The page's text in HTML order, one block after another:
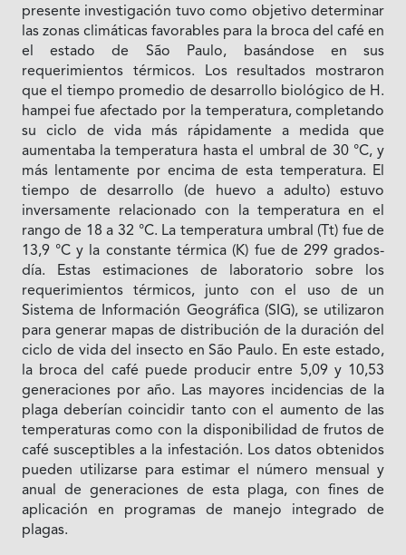
presente investigación tuvo como objetivo determinar
las zonas climáticas favorables para la broca del café en
el estado de São Paulo, basándose en sus
requerimientos térmicos. Los resultados mostraron
que el tiempo promedio de desarrollo biológico de H.
hampei fue afectado por la temperatura, completando
su ciclo de vida más rápidamente a medida que
aumentaba la temperatura hasta el umbral de 30 °C, y
más lentamente por encima de esta temperatura. El
tiempo de desarrollo (de huevo a adulto) estuvo
inversamente relacionado con la temperatura en el
rango de 18 a 32 °C. La temperatura umbral (Tt) fue de
13,9 °C y la constante térmica (K) fue de 299 grados-
día. Estas estimaciones de laboratorio sobre los
requerimientos térmicos, junto con el uso de un
Sistema de Información Geográfica (SIG), se utilizaron
para generar mapas de distribución de la duración del
ciclo de vida del insecto en São Paulo. En este estado,
la broca del café puede producir entre 5,09 y 10,53
generaciones por año. Las mayores incidencias de la
plaga deberían coincidir tanto con el aumento de las
temperaturas como con la disponibilidad de frutos de
café susceptibles a la infestación. Los datos obtenidos
pueden utilizarse para estimar el número mensual y
anual de generaciones de esta plaga, con fines de
aplicación en programas de manejo integrado de
plagas.